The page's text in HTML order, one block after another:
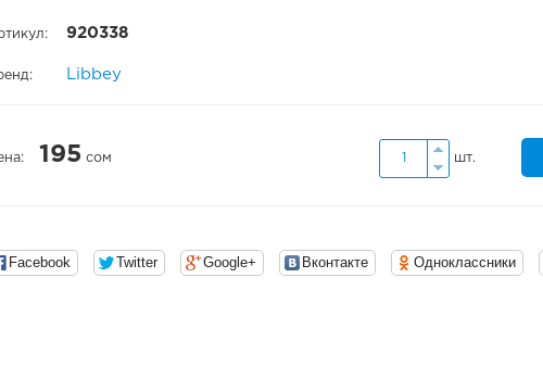
920338
Libbey
195 сом шт.
Facebook Twitter Google+ Вконтакте Одноклассники